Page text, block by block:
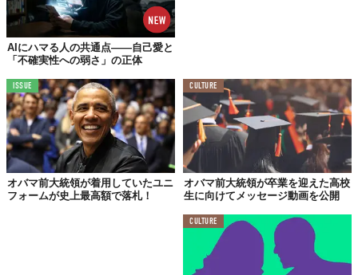
AIにハマる人の共通点——自己愛と
「不確実性への弱さ」の正体
ISSUE
オバマ前大統領が着用していたユニ
フォームが史上最高額で落札！
CULTURE
オバマ前大統領が卒業を迎えた高校
生に向けてメッセージ動画を公開
CULTURE